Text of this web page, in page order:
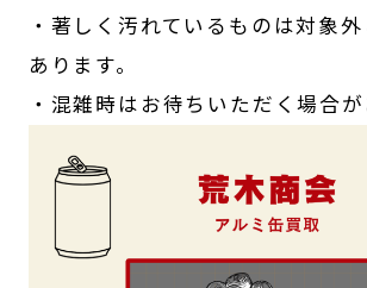
・著しく汚れているものは対象
あります。
・混雑時はお待ちいただく場合が